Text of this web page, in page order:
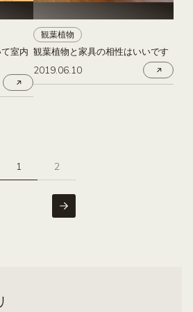
室内
観葉植物
観葉植物と家具の相性はいいです
2019.06.10
1 2
NEXT